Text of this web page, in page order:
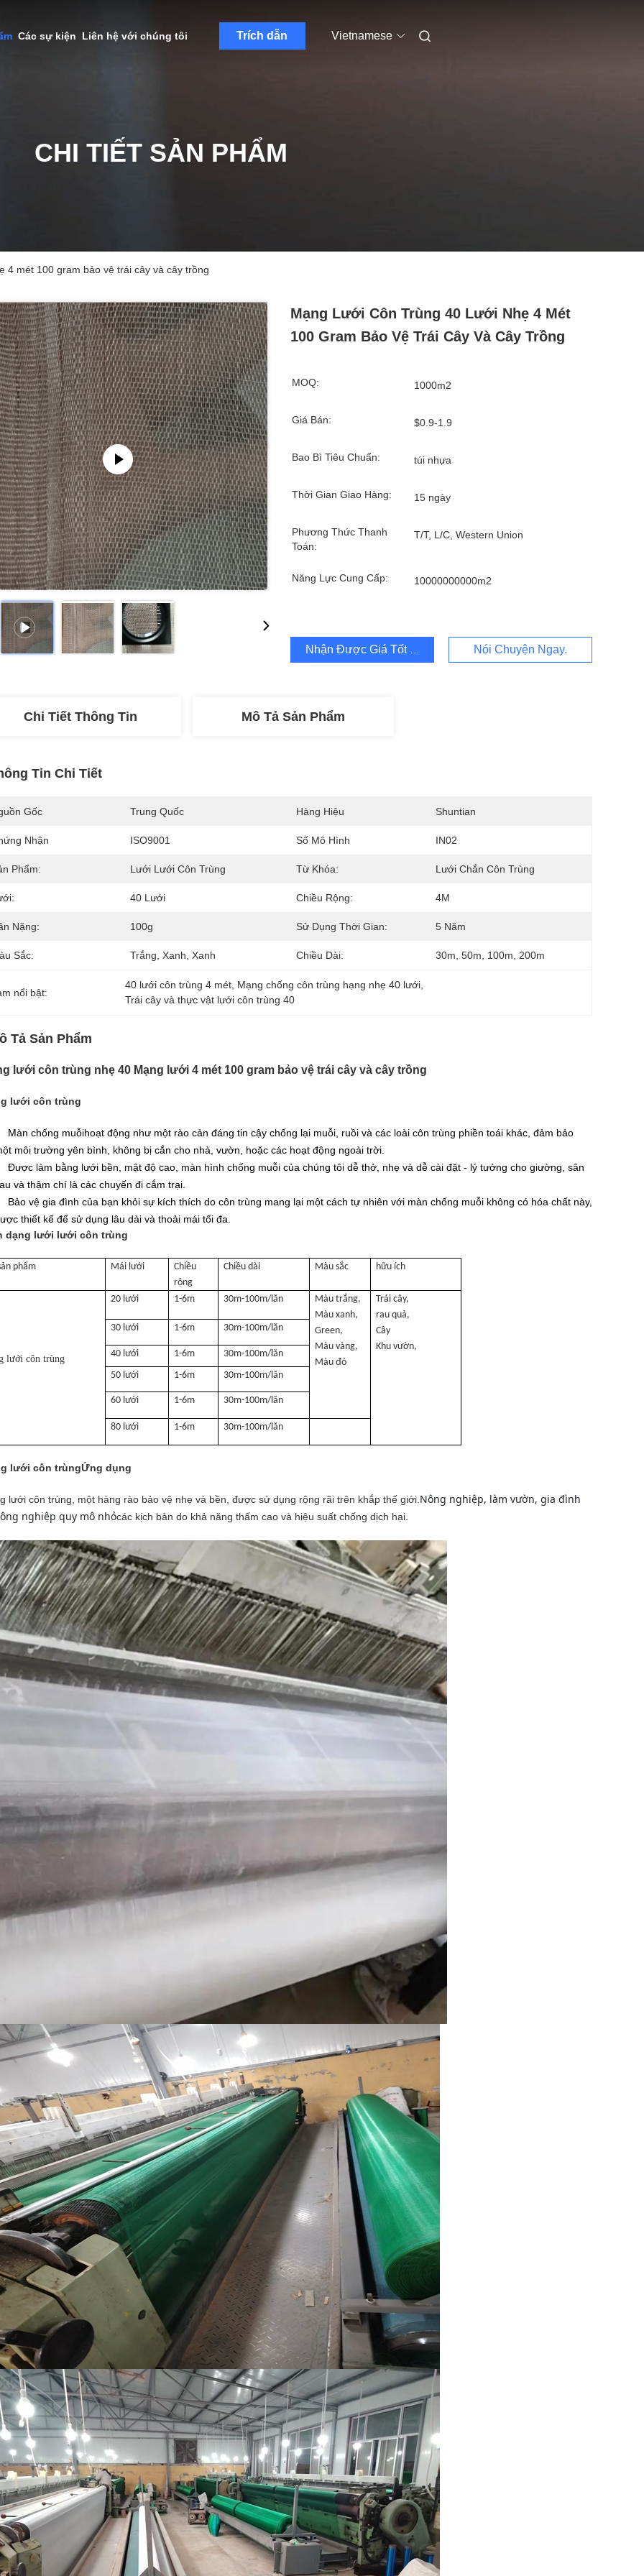
Các sự kiện Liên hệ với chúng tôi Trích dẫn Vietnamese
CHI TIẾT SẢN PHẨM
4 mét 100 gram bảo vệ trái cây và cây trồng
Mạng Lưới Côn Trùng 40 Lưới Nhẹ 4 Mét
100 Gram Bảo Vệ Trái Cây Và Cây Trồng
MOQ: 1000m2
Giá Bán: $0.9-1.9
Bao Bì Tiêu Chuẩn: túi nhựa
Thời Gian Giao Hàng: 15 ngày
Phương Thức Thanh
Toán:
T/T, L/C, Western Union
Năng Lực Cung Cấp: 10000000000m2
Nhận Được Giá Tốt Nhất Nói Chuyện Ngay.
Chi Tiết Thông Tin Mô Tả Sản Phẩm
Tin Chi Tiết
Gốc Trung Quốc Hàng Hiệu Shuntian
Nhận ISO9001 Số Mô Hình IN02
Phẩm: Lưới Lưới Côn Trùng Từ Khóa: Lưới Chắn Côn Trùng
40 Lưới Chiều Rộng: 4M
Nặng: 100g Sử Dụng Thời Gian: 5 Năm
Sắc: Trắng, Xanh, Xanh Chiều Dài: 30m, 50m, 100m, 200m
nổi bật:
40 lưới côn trùng 4 mét Mạng chống côn trùng hạng nhẹ 40 lưới
Trái cây và thực vật lưới côn trùng 40
Tả Sản Phẩm
lưới côn trùng nhẹ 40 Mạng lưới 4 mét 100 gram bảo vệ trái cây và cây trồng
lưới côn trùng
Màn chống muỗihoạt động như một rào cản đáng tin cậy chống lại muỗi, ruồi và các loài côn trùng phiền toái khác, đảm bảo
môi trường yên bình, không bị cắn cho nhà, vườn, hoặc các hoạt động ngoài trời.
Được làm bằng lưới bền, mật độ cao, màn hình chống muỗi của chúng tôi dễ thở, nhẹ và dễ cài đặt - lý tưởng cho giường, sân
và thậm chí là các chuyến đi cắm trại.
Bảo vệ gia đình của bạn khỏi sự kích thích do côn trùng mang lại một cách tự nhiên với màn chống muỗi không có hóa chất này,
thiết kế để sử dụng lâu dài và thoải mái tối đa.
dạng lưới lưới côn trùng
phẩm Mái lưới
Chiều
rộng
Chiều dài Màu sắc hữu ích
lưới côn trùng
20 lưới 1-6m 30m-100m/lăn
Màu trắng,
Màu xanh,
Green,
Màu vàng,
Màu đỏ
Trái cây,
rau quả,
Cây
Khu vườn,
30 lưới 1-6m 30m-100m/lăn
40 lưới 1-6m
30m-100m/lăn
50 lưới
1-6m 30m-100m/lăn
60 lưới 1-6m 30m-100m/lăn
80 lưới 1-6m 30m-100m/lăn
lưới côn trùngỨng dụng
lưới côn trùng, một hàng rào bảo vệ nhẹ và bền, được sử dụng rộng rãi trên khắp thế giới. Nông nghiệp, làm vườn, gia đình
nghiệp quy mô nhỏcác kịch bản do khả năng thấm cao và hiệu suất chống dịch hại.